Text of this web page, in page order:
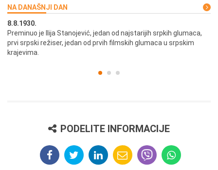
NA DANAŠNJI DAN
8.8.1930.
Preminuo je Ilija Stanojević, jedan od najstarijih srpkih glumaca,
prvi srpski režiser, jedan od prvih filmskih glumaca u srpskim
krajevima.
PODELITE INFORMACIJE